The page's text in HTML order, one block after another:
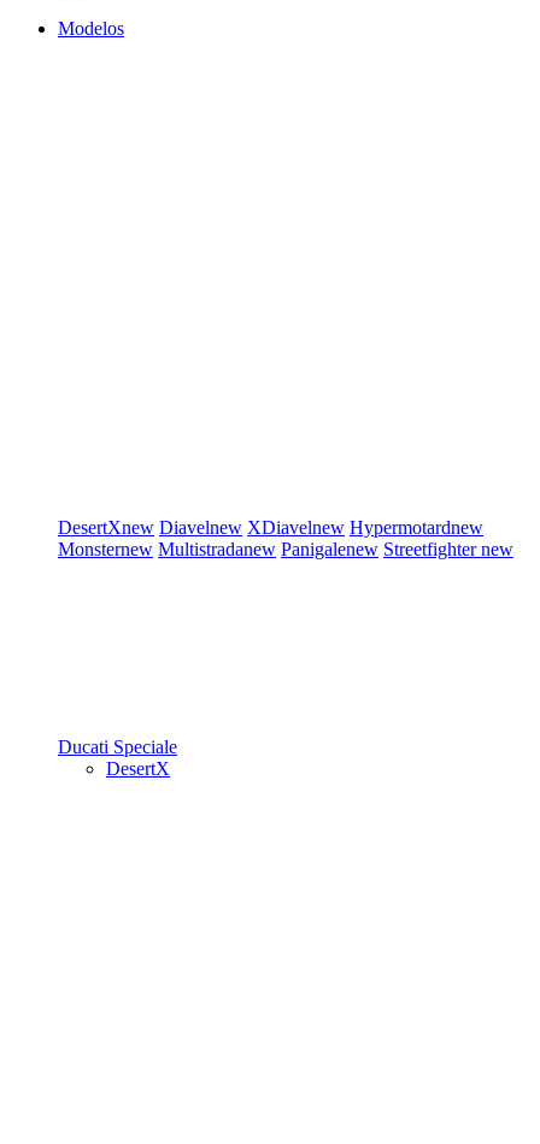
Modelos
DesertXnew Diavelnew XDiavelnew Hypermotardnew
Monsternew Multistradanew Panigalenew Streetfighternew
Ducati Speciale
DesertX